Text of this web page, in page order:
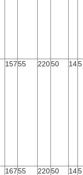
15755 22050 145
16755 22050 145